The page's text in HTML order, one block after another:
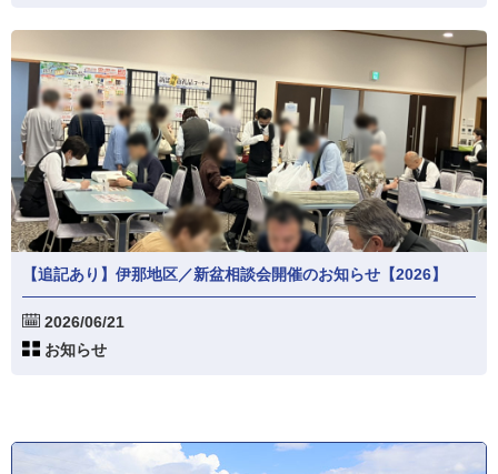
【追記あり】伊那地区／新盆相談会開催のお知らせ【2026】
2026/06/21
お知らせ